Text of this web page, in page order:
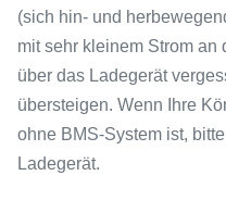
(sich hin- und
mit sehr kleinem Strom
über das Ladegerät
übersteigen. Wenn Ihre
ohne BMS-System ist,
Ladegerät.